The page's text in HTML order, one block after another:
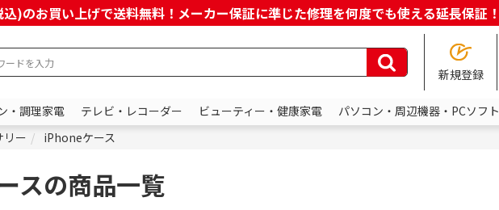
)のお買い上げで送料無料！メーカー保証に準じた修理を何度でも使える延長保証！
新規登録
・調理家電 テレビ・レコーダー ビューティー・健康家電 パソコン・周辺機器・PCソフト
ー iPhoneケース
スの商品一覧